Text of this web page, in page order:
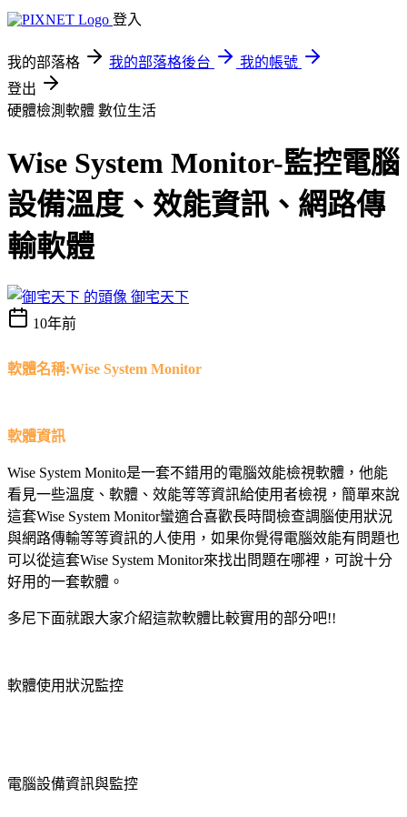
登入
我的部落格 我的部落格後台
我的帳號
登出
硬體檢測軟體 數位生活
Wise System Monitor-監控電腦
設備溫度、效能資訊、網路傳
輸軟體
御宅天下
10年前
軟體名稱:Wise System Monitor
軟體資訊
Wise System Monito是一套不錯用的電腦效能檢視軟體，他能
看見一些溫度、軟體、效能等等資訊給使用者檢視，簡單來說
這套Wise System Monitor蠻適合喜歡長時間檢查調腦使用狀況
與網路傳輸等等資訊的人使用，如果你覺得電腦效能有問題也
可以從這套Wise System Monitor來找出問題在哪裡，可說十分
好用的一套軟體。
多尼下面就跟大家介紹這款軟體比較實用的部分吧!!
軟體使用狀況監控
電腦設備資訊與監控